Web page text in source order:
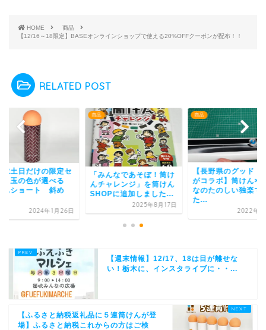
HOME
商品
【12/16～18限定】BASEオンラインショップで使える20%OFFクーポンが配布！！
RELATED POST
末土日だけの限定セ
】玉の色が選べる
んショート 斜め
2024年1月26日
商品
「みんなであそぼ！筒け
んチャレンジ」を筒けん
SHOPに追加しました...
2025年8月17日
商品
【長野県のグッド・
がコラボ】筒けん×
なのたのしい独楽で
た...
2022年3
【週末情報】12/17、18は目が離せな
い！栃木に、インスタライブに・・...
【ふるさと納税返礼品に５連筒けんが登
場】ふるさと納税これからの方はご検